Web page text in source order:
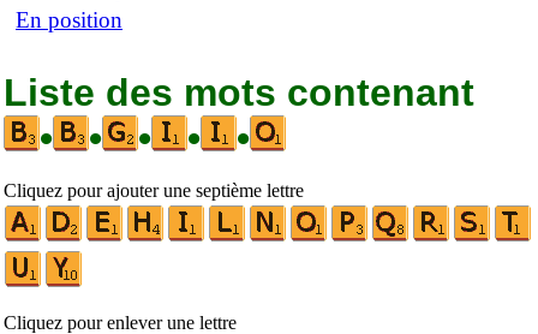
En position
Liste des mots contenant
•
• • • •
Cliquez pour ajouter une septième lettre
Cliquez pour enlever une lettre